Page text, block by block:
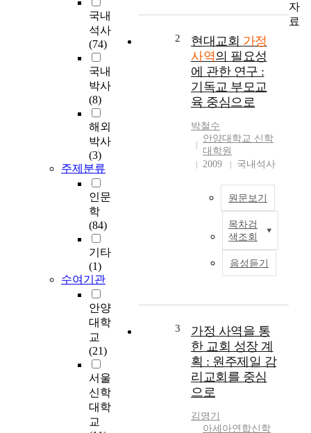
국내
석사
(74)
국내
박사
(8)
해외
박사
(3)
주제분류
인문
학
(84)
기타
(1)
수여기관
안양
대학
교
(21)
서울
신학
대학
교
로 한 공동 사회의 최
소 단위로 이해하고 결
혼과 가정생활이 무엇
이며 그리고 가정은 학
교·직장·사회의 보다
넓은 세계 공동체로 진
에 가장 좋은 장으로
보았다. 자녀의 교육
문제, 청소년의 탈선
제, 가족간의 갈등 문
제, 경제권의 문제, 노
수준의 퇴하 문제 등
헤아릴 수 없이 많다.
따라서 우리가 섬기는
교회 안에서도 감당 못
사회학적 이해는 가족
을 생물학적 공동체로
서의 핵가족 개념에 국
한시키는 경향이 있다.
그러면서 지금까지 한
국 교회는 가정 사역에
대한 관심보다는 개체
교회 중심이거나 교회
2 현대교회 가정
사역의 필요성
에 관한 연구 :
기독교 부모교
육 중심으로
박철수
안양대학교 신학
대학원
2009
국내석사
원문보기
목차검
색조회
음성듣기
3
가정 사역을 통
한 교회 성장 계
획 : 원주제일 감
리교회를 중심
으로
김명기
아세아연합신학
자
료